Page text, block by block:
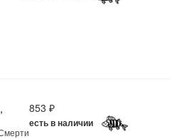
,
853 ₽
есть в наличии